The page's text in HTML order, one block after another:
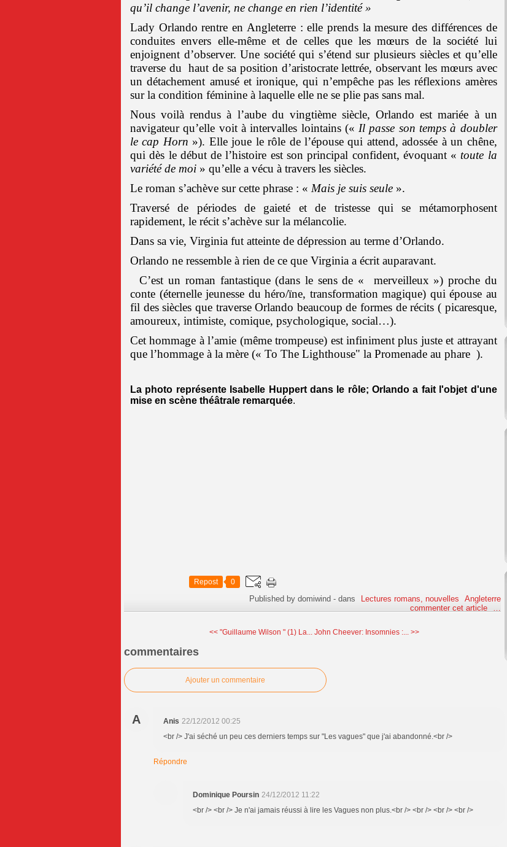
qu’il change l’avenir, ne change en rien l’identité »
Lady Orlando rentre en Angleterre : elle prends la mesure des différences de
conduites envers elle-même et de celles que les mœurs de la société lui
enjoignent d’observer. Une société qui s’étend sur plusieurs siècles et qu’elle
traverse du
haut de sa position d’aristocrate lettrée, observant les mœurs avec
un détachement amusé et ironique, qui n’empêche pas les réflexions amères
sur la condition féminine à laquelle elle ne se plie pas sans mal.
Nous voilà rendus à l’aube du vingtième siècle, Orlando est mariée à un
navigateur qu’elle voit à intervalles lointains (« Il passe son temps à doubler
le cap Horn »). Elle joue le rôle de l’épouse qui attend, adossée à un chêne,
qui dès le début de l’histoire est son principal confident, évoquant « toute la
variété de moi » qu’elle a vécu à travers les siècles.
Le roman s’achève sur cette phrase : « Mais je suis seule ».
Traversé de périodes de gaieté et de tristesse qui se métamorphosent
rapidement, le récit s’achève sur la mélancolie.
Dans sa vie, Virginia fut atteinte de dépression au terme d’Orlando.
Orlando ne ressemble à rien de ce que Virginia a écrit auparavant.
C’est un roman fantastique (dans le sens de « merveilleux ») proche du
conte (éternelle jeunesse du héro/ïne, transformation magique) qui épouse au
fil des siècles que traverse Orlando beaucoup de formes de récits ( picaresque,
amoureux, intimiste, comique, psychologique, social…).
Cet hommage à l’amie (même trompeuse) est infiniment plus juste et attrayant
que l’hommage à la mère (« To The Lighthouse" la Promenade au phare ).
La photo représente Isabelle Huppert dans le rôle; Orlando a fait l'objet d'une
mise en scène théâtrale remarquée.
Repost 0
Published by domiwind -dans Lectures romans, nouvelles
Angleterre
commenter cet article
…
<< "Guillaume Wilson " (1) La... John Cheever: Insomnies :... >>
commentaires
Ajouter un commentaire
A Anis 22/12/2012 00:25
<br /> J'ai séché un peu ces derniers temps sur "Les vagues" que j'ai abandonné.<br />
Répondre
Dominique Poursin 24/12/2012 11:22
<br /> <br /> Je n'ai jamais réussi à lire les Vagues non plus.<br /> <br /> <br /> <br />